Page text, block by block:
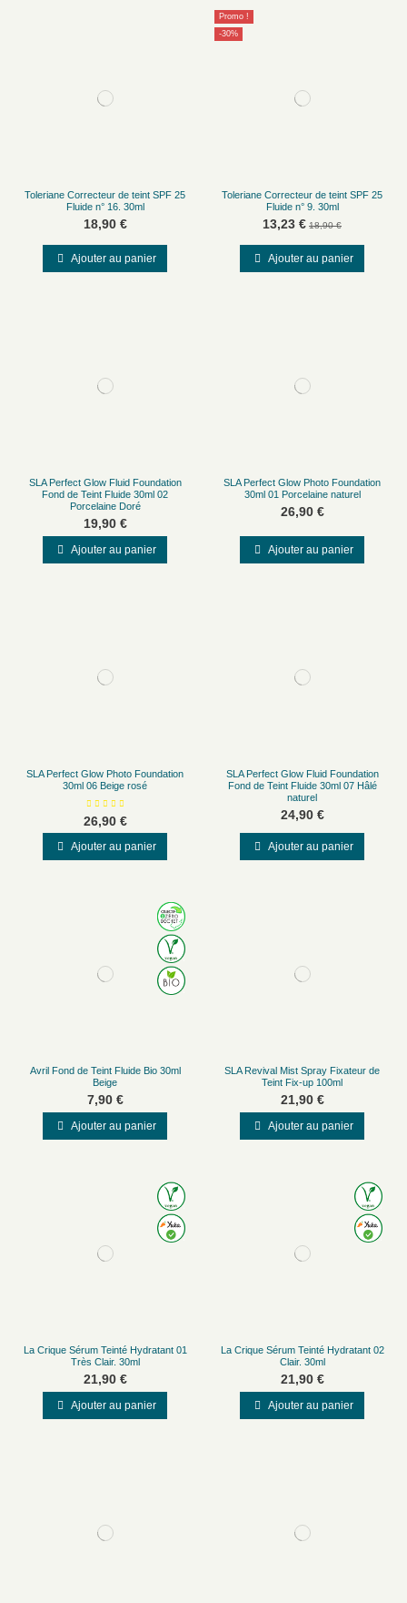
Toleriane Correcteur de teint SPF 25
Fluide n° 16. 30ml
18,90 €
Ajouter au panier
Promo !
-30%
Toleriane Correcteur de teint SPF 25
Fluide n° 9. 30ml
13,23 € 18,90 €
Ajouter au panier
SLA Perfect Glow Fluid Foundation
Fond de Teint Fluide 30ml 02
Porcelaine Doré
19,90 €
Ajouter au panier
SLA Perfect Glow Photo Foundation
30ml 01 Porcelaine naturel
26,90 €
Ajouter au panier
SLA Perfect Glow Photo Foundation
30ml 06 Beige rosé
26,90 €
Ajouter au panier
SLA Perfect Glow Fluid Foundation
Fond de Teint Fluide 30ml 07 Hâlé
naturel
24,90 €
Ajouter au panier
Avril Fond de Teint Fluide Bio 30ml
Beige
7,90 €
Ajouter au panier
SLA Revival Mist Spray Fixateur de
Teint Fix-up 100ml
21,90 €
Ajouter au panier
La Crique Sérum Teinté Hydratant 01
Très Clair. 30ml
21,90 €
Ajouter au panier
La Crique Sérum Teinté Hydratant 02
Clair. 30ml
21,90 €
Ajouter au panier